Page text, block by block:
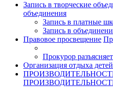
Запись в творческие
объединения
Запись в платные
Запись в
Правовое просвещение
Прокурор разъясняет
Организация отдыха